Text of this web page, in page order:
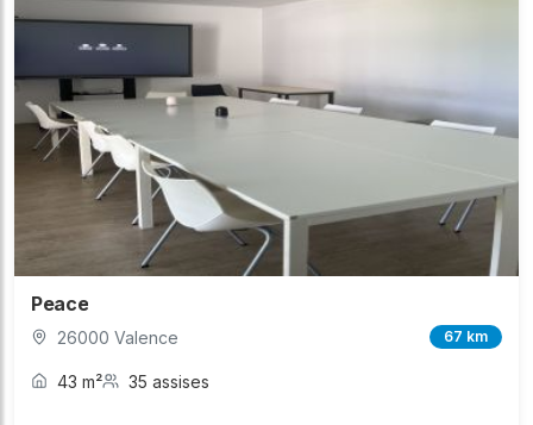
Peace
26000 Valence 67 km
43 m² 35 assises